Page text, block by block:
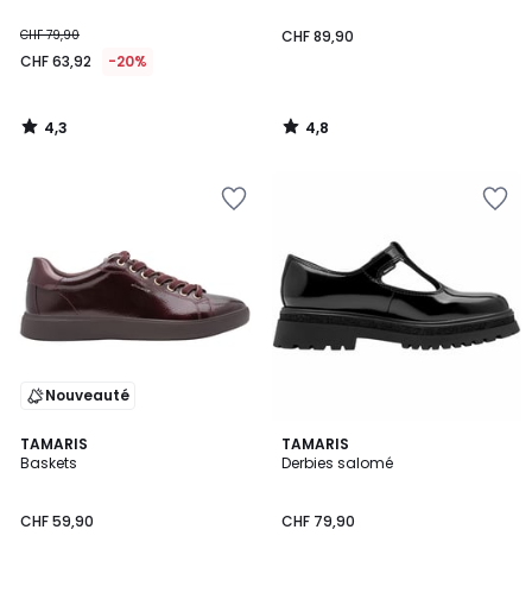
CHF 79,90
CHF 63,92 -20%
4,3
/
CHF 89,90
4,8
/
Nouveauté
TAMARIS
Baskets
CHF 59,90
2
Couleurs
TAMARIS
Derbies salomé
CHF 79,90
5
/